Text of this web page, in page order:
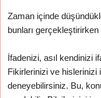
Zaman içinde
bunları gerçekleştirirken
İfadenizi, asıl kendinizi
Fikirlerinizi ve hislerinizi
deneyebilirsiniz. Bu,